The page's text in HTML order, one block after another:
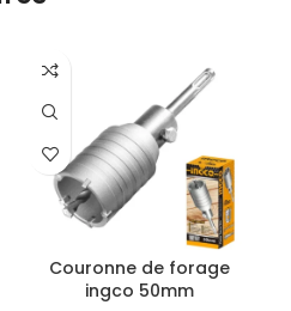
Couronne de forage
ingco 50mm